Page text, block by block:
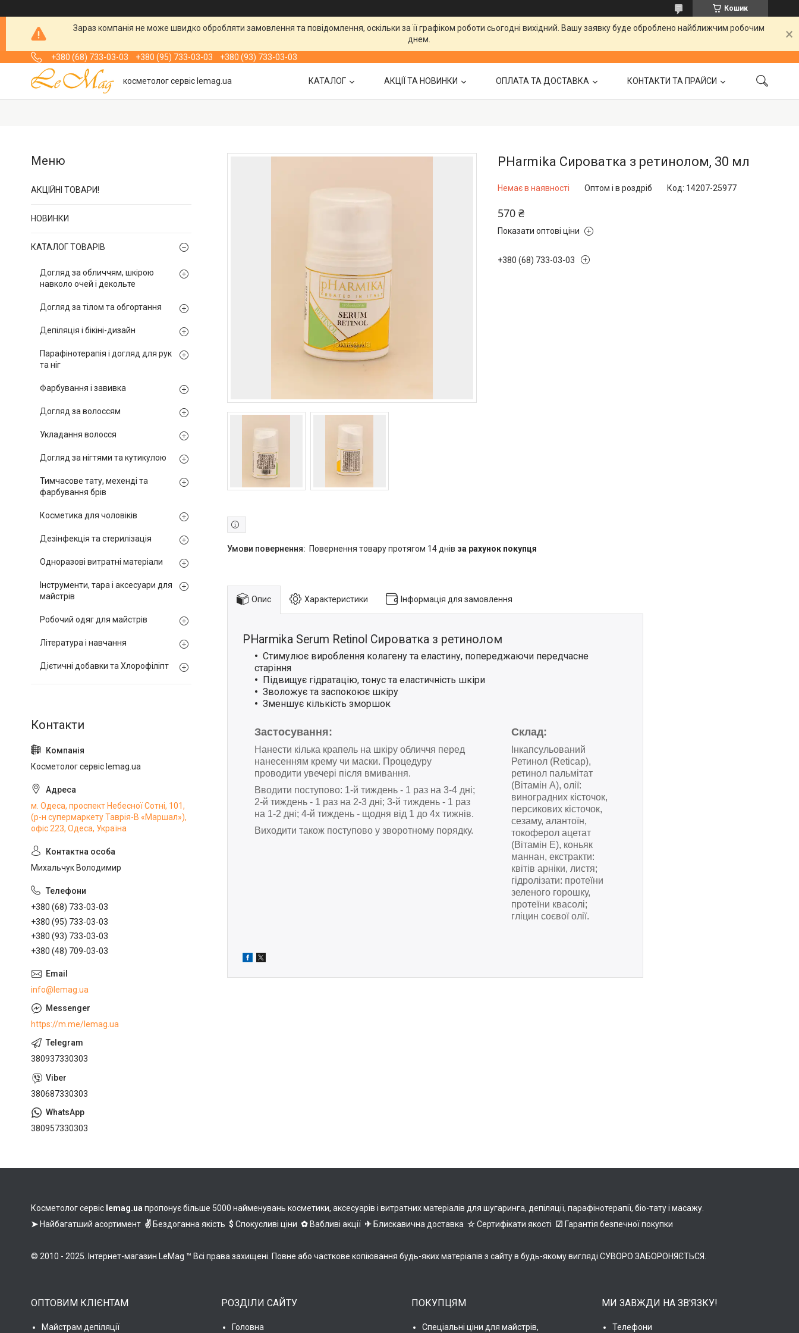
Кошик
Зараз компанія не може швидко обробляти замовлення та повідомлення, оскільки за її графіком роботи сьогодні вихідний. Вашу заявку буде оброблено найближчим робочим
днем.
+380 (68) 733-03-03
+380 (95) 733-03-03 +380 (93) 733-03-03
косметолог сервіс lemag.ua КАТАЛОГ АКЦІЇ ТА НОВИНКИ ОПЛАТА ТА ДОСТАВКА КОНТАКТИ ТА ПРАЙСИ
PHarmika Сироватка з ретинолом, 30 мл
Немає в наявності Оптом і в роздріб Код: 14207-25977
570 ₴
Показати оптові ціни
+380 (68) 733-03-03
повернення товару протягом 14 днів за рахунок покупця
Опис Характеристики Інформація для замовлення
PHarmika Serum Retinol Сироватка з ретинолом
Стимулює вироблення колагену та еластину, попереджаючи передчасне
старіння
Підвищує гідратацію, тонус та еластичність шкіри
Зволожує та заспокоює шкіру
Зменшує кількість зморшок
Застосування:
Нанести кілька крапель на шкіру обличчя перед
нанесенням крему чи маски. Процедуру
проводити увечері після вмивання.
Вводити поступово: 1-й тиждень - 1 раз на 3-4 дні;
2-й тиждень - 1 раз на 2-3 дні; 3-й тиждень - 1 раз
на 1-2 дні; 4-й тиждень - щодня від 1 до 4х тижнів.
Виходити також поступово у зворотному порядку.
Склад:
Інкапсульований
Ретинол (Reticap),
ретинол пальмітат
(Вітамін А), олії:
виноградних кісточок,
персикових кісточок,
сезаму, алантоїн,
токоферол ацетат
(Вітамін Е), коньяк
маннан, екстракти:
квітів арніки, листя;
гідролізати: протеїни
зеленого горошку,
протеїни квасолі;
гліцин соєвої олії.
АКЦІЙНІ ТОВАРИ!
НОВИНКИ
КАТАЛОГ ТОВАРІВ
Догляд за обличчям, шкірою
навколо очей і декольте
Догляд за тілом та обгортання
Депіляція і бікіні-дизайн
Парафінотерапія і догляд для рук
та ніг
Фарбування і завивка
Догляд за волоссям
Укладання волосся
Догляд за нігтями та кутикулою
Тимчасове тату, мехенді та
фарбування брів
Косметика для чоловіків
Дезінфекція та стерилізація
Одноразові витратні матеріали
Інструменти, тара і аксесуари для
майстрів
Робочий одяг для майстрів
Література і навчання
Дієтичні добавки та Хлорофіліпт
Косметолог сервіс lemag.ua
м. Одеса, проспект Небесної Сотні, 101,
(р-н супермаркету Таврія-В «Маршал»),
офіс 223, Одеса, Україна
Михальчук Володимир
+380 (68) 733-03-03
+380 (95) 733-03-03
+380 (93) 733-03-03
+380 (48) 709-03-03
info@lemag.ua
https://m.me/lemag.ua
380937330303
380687330303
380957330303
Косметолог сервіс lemag.ua пропонує більше 5000 найменувань косметики, аксесуарів і витратних матеріалів для шугаринга, депіляції, парафінотерапії, біо-тату і масажу.
➤ Найбагатший асортимент ✌ Бездоганна якість $ Спокусливі ціни ✿ Вабливі акції ✈ Блискавична доставка ☆Сертифікати якості ☑ Гарантія безпечної покупки
© 2010 - 2025. Інтернет-магазин LeMag ™ Всі права захищені. Повне або часткове копіювання будь-яких матеріалів з сайту в будь-якому вигляді СУВОРО ЗАБОРОНЯЄТЬСЯ.
ОПТОВИМ КЛІЄНТАМ
Майстрам депіляції
РОЗДІЛИ САЙТУ
Головна
ПОКУПЦЯМ
Спеціальні ціни для майстрів,
МИ ЗАВЖДИ НА ЗВ'ЯЗКУ!
Телефони